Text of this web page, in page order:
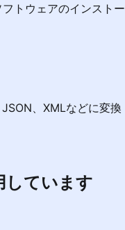
トウェアのインストー
、XMLなどに変換
しています